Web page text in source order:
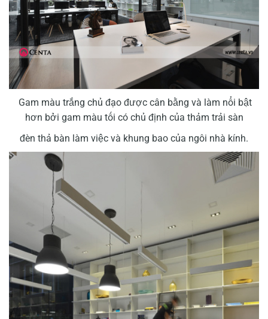
Gam màu trắng chủ đạo được cân bằng và làm nổi bật
hơn bởi gam màu tối có chủ định của thảm trải sàn
đèn thả bàn làm việc và khung bao của ngôi nhà kính.